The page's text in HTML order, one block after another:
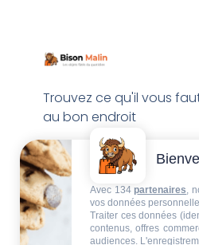
Trouvez ce qu'il vous
au bon endroit
Avec 134 partenaires,
vos données
Traiter ces données
contenus, offres
audiences.